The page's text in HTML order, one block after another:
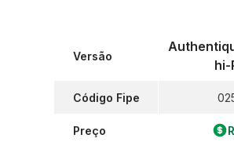
Versão
Código Fipe
Preço
hi-